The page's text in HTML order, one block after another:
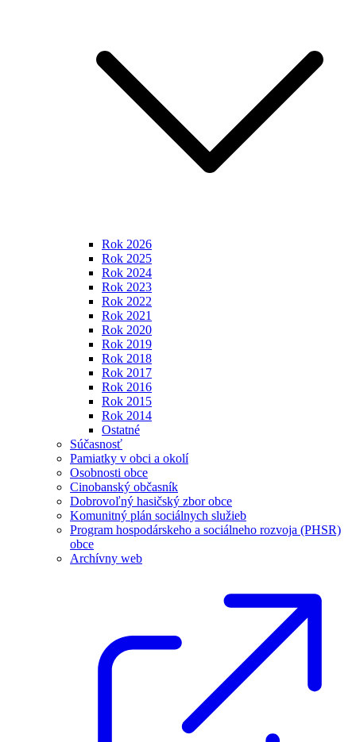
Rok 2026
Rok 2025
Rok 2024
Rok 2023
Rok 2022
Rok 2021
Rok 2020
Rok 2019
Rok 2018
Rok 2017
Rok 2016
Rok 2015
Rok 2014
Ostatné
Súčasnosť
Pamiatky v obci a okolí
Osobnosti obce
Cinobanský občasník
Dobrovoľný hasičský zbor obce
Komunitný plán sociálnych služieb
Program hospodárskeho a sociálneho rozvoja (PHSR)
obce
Archívny web